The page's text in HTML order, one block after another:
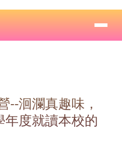
學
⏸
--洄瀾真趣味，
度就讀本校的